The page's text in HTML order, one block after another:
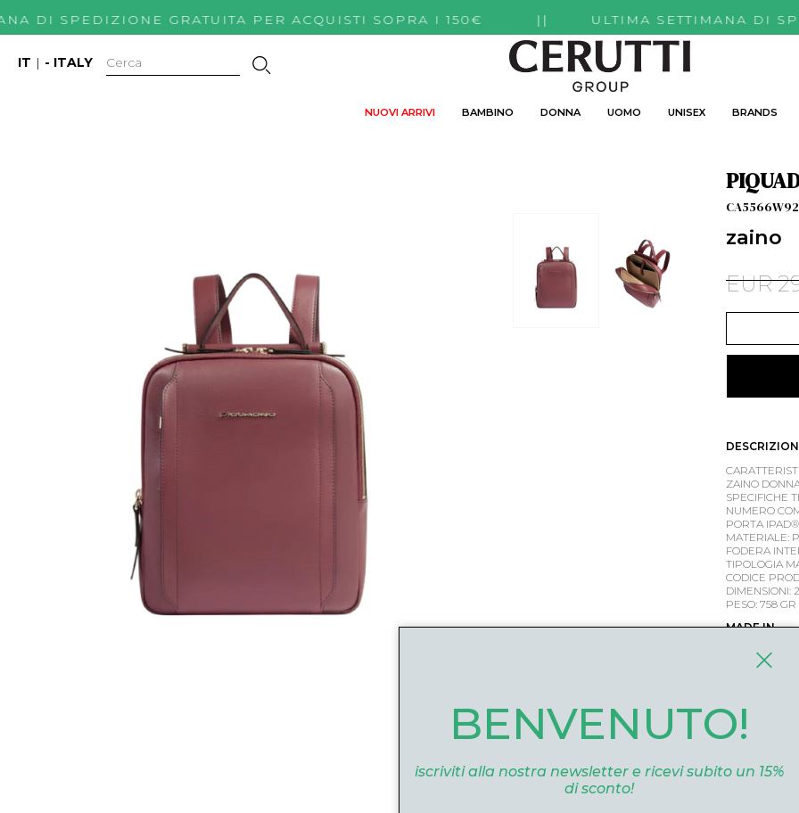
DI SPEDIZIONE GRATUITA PER ACQUISTI SOPRA I 150€ || ULTIMA SETTIMANA DI
IT | - ITALY
NUOVI ARRIVI BAMBINO DONNA UOMO UNISEX BRANDS
zaino
EUR
ZAINO
SPECIFICHE
NUMERO
PORTA IPAD®
MATERIALE:
FODERA
TIPOLOGIA
CODICE
DIMENSIONI:
PESO: 758 GR
MADE IN
DETTAGLI
VARIANTI
BENVENUTO!
iscriviti alla nostra newsletter e ricevi subito un 15%
di sconto!